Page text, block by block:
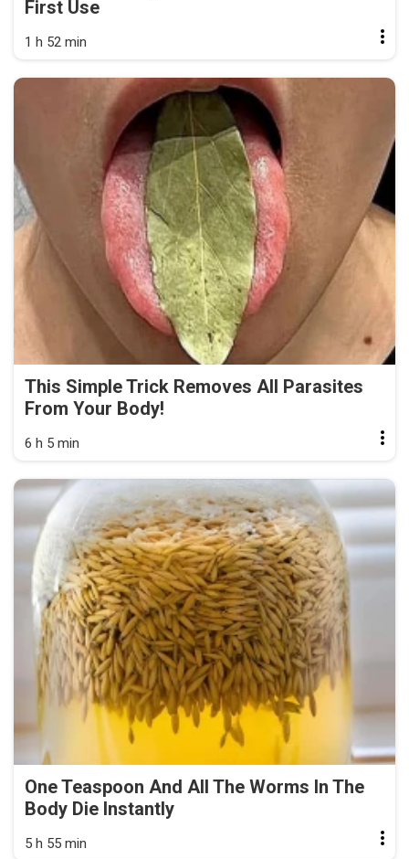
First Use
1 h 52 min
This Simple Trick Removes All Parasites
From Your Body!
6 h 5 min
One Teaspoon And All The Worms In The
Body Die Instantly
5 h 55 min